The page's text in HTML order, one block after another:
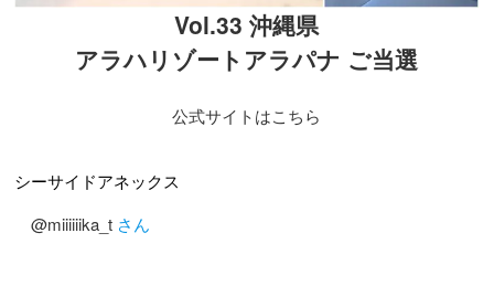
Vol.33 沖縄県
アラハリゾートアラパナ ご当選
公式サイトはこちら
シーサイドアネックス
@miiiiiika_t さん